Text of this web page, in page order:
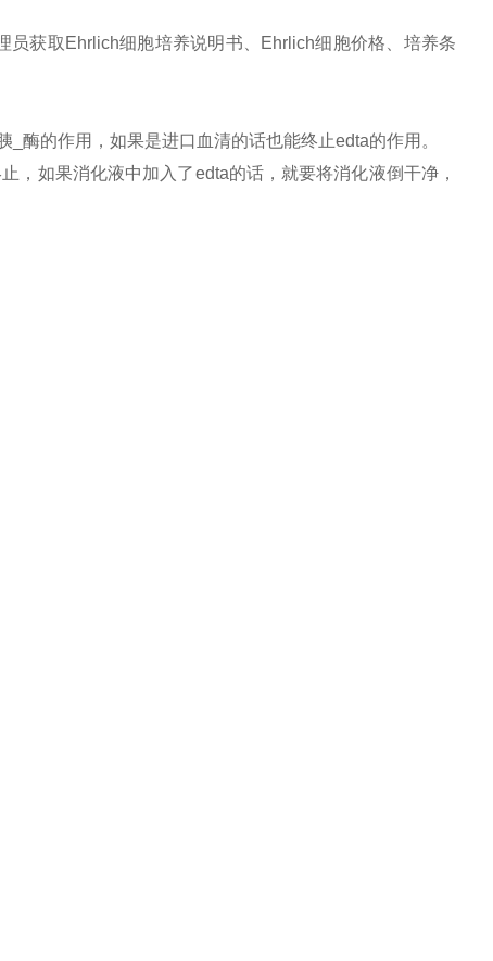
获取Ehrlich细胞培养说明书、Ehrlich细胞价格、培养条
酶的作用，如果是进口血清的话也能终止edta的作用。
，如果消化液中加入了edta的话，就要将消化液倒干净，